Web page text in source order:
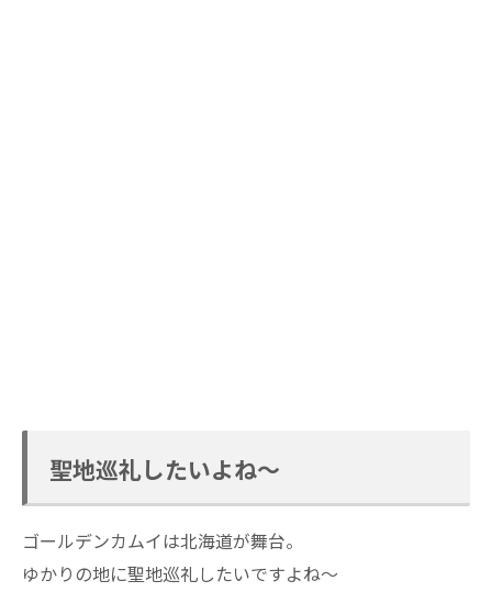
聖地巡礼したいよね～
ゴールデンカムイは北海道が舞台。
ゆかりの地に聖地巡礼したいですよね～